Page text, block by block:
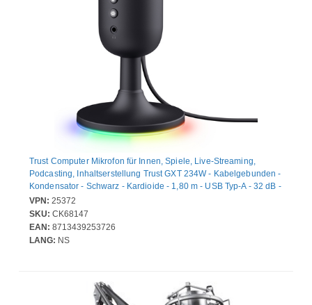
Trust Computer Mikrofon für Innen, Spiele, Live-Streaming,
Podcasting, Inhaltserstellung Trust GXT 234W - Kabelgebunden -
Kondensator - Schwarz - Kardioide - 1,80 m - USB Typ-A - 32 dB -
Desktop, An Ständer montierbar - 100 Hz bis 16 kHz - 2,2
Kiloohm
VPN: 25372
SKU: CK68147
EAN: 8713439253726
LANG: NS